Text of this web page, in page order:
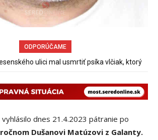
ODPORÚČAME
podniku Slovenské pečivárne v Seredi
vyhlásilo dnes 21.4.2023 pátranie po
Dušanovi Matúzovi z Galanty.